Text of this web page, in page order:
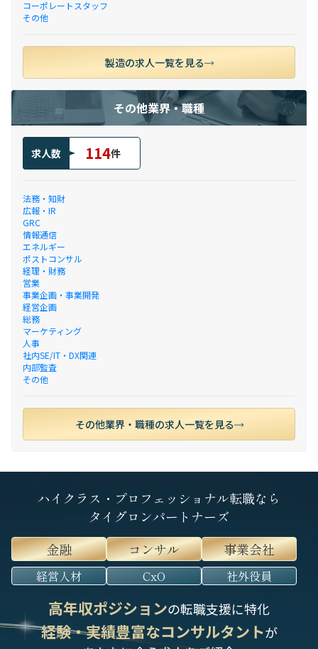
コーポレートスタッフ
その他
製造の求人一覧を見る
その他業界・職種
求人数 114件
法務・知財
広報・IR
GRC
情報通信
エネルギー
ポストコンサル
経理・財務
営業
事業企画・事業開発
経営企画
総務
マーケティング
人事
社内SE/IT・DX関連
内部監査
その他
その他業界・職種の求人一覧を見る
ハイクラス・プロフェッショナル転職なら
タイグロンパートナーズ
金融
コンサル 事業会社
経営人材 CxO 社外役員
高年収ポジションの転職支援に特化
経験・実績豊富なコンサルタントが